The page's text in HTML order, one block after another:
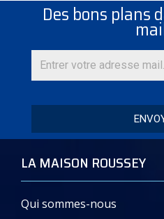
Des bons plans
LA MAISON ROUSSEY
Qui sommes-nous